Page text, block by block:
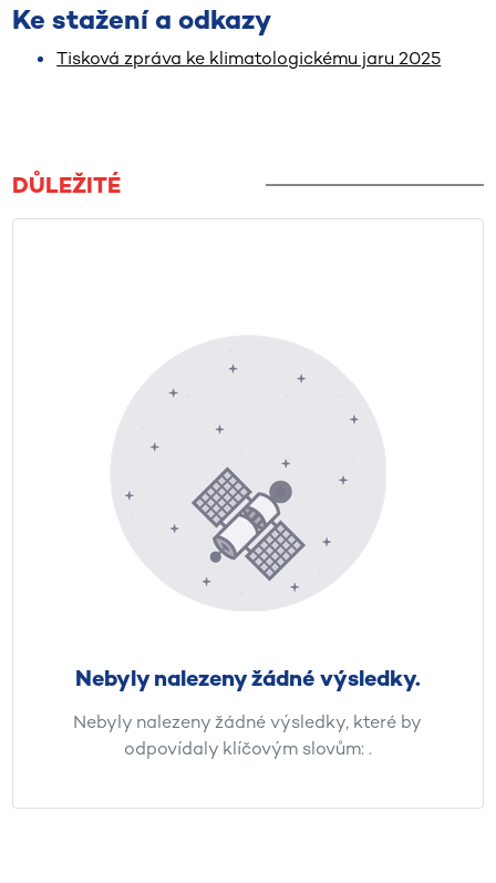
Ke stažení a odkazy
Tisková zpráva ke klimatologickému jaru 2025
DŮLEŽITÉ
Nebyly nalezeny žádné výsledky.
Nebyly nalezeny žádné výsledky, které by
odpovídaly klíčovým slovům: .